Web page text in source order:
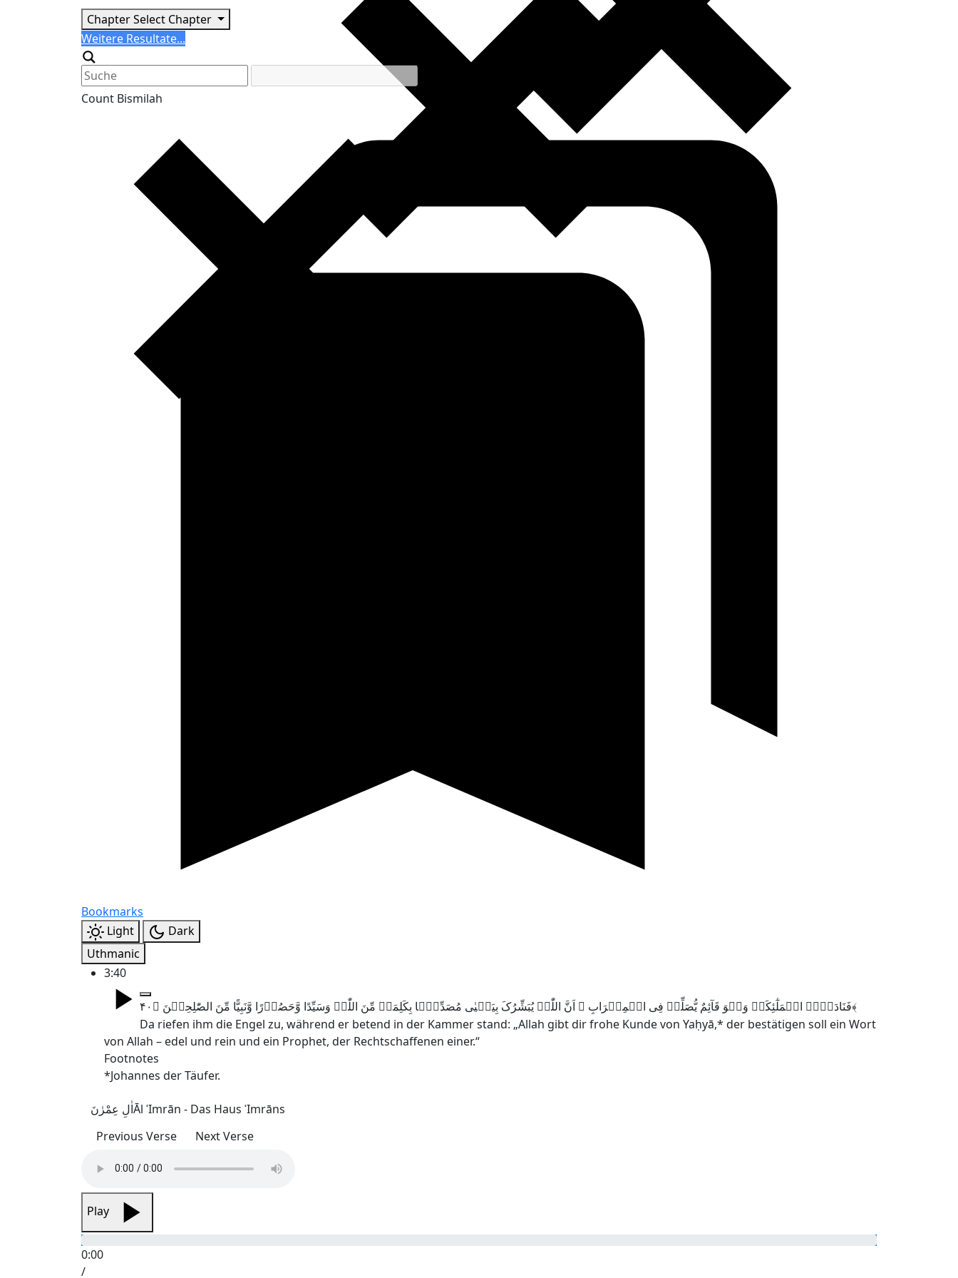
ChapterSelect Chapter
Search
Weitere Resultate...
Generic filters
Count Bismilah
Bookmarks
Light
Dark
Uthmanic
3:40
فَنَادَتۡہُ الۡمَلٰٓئِکَۃُ وَہُوَ قَآئِمٌ یُّصَلِّیۡ فِی الۡمِحۡرَابِ ۙ اَنَّ اللّٰہَ یُبَشِّرُکَ بِیَحۡیٰی مُصَدِّقًۢا بِکَلِمَۃٍ مِّنَ اللّٰہِ وَسَیِّدًا وَّحَصُوۡرًا وَّنَبِیًّا مِّنَ الصّٰلِحِیۡنَ ﴿۴۰﴾
Da riefen ihm die Engel zu, während er betend in der Kammer stand: „Allah gibt dir frohe Kunde von Yaḥyā,* der bestätigen soll ein Wort
von Allah – edel und rein und ein Prophet, der Rechtschaffenen einer.“
Footnotes
*Johannes der Täufer.
اٰلِ عِمْرٰنَĀl ʿImrān - Das Haus ʿImrāns
Previous Verse
Next Verse
Play
0:00
/